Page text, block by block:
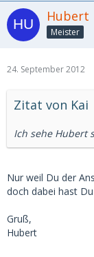
Hubert
Meister
24. September 2012
Zitat von Kai
Ich sehe Hubert
Nur weil Du der
doch dabei hast
Gruß,
Hubert